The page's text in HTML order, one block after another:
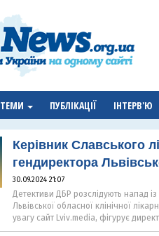
ТЕМИ ПУБЛІКАЦІЇ ІНТЕРВ'Ю
Керівник Славського
гендиректора
30.09.2024 21:07
Детективи ДБР розслідують напад
Львівської обласної клінічної
увагу сайт Lviv.media, фігурує